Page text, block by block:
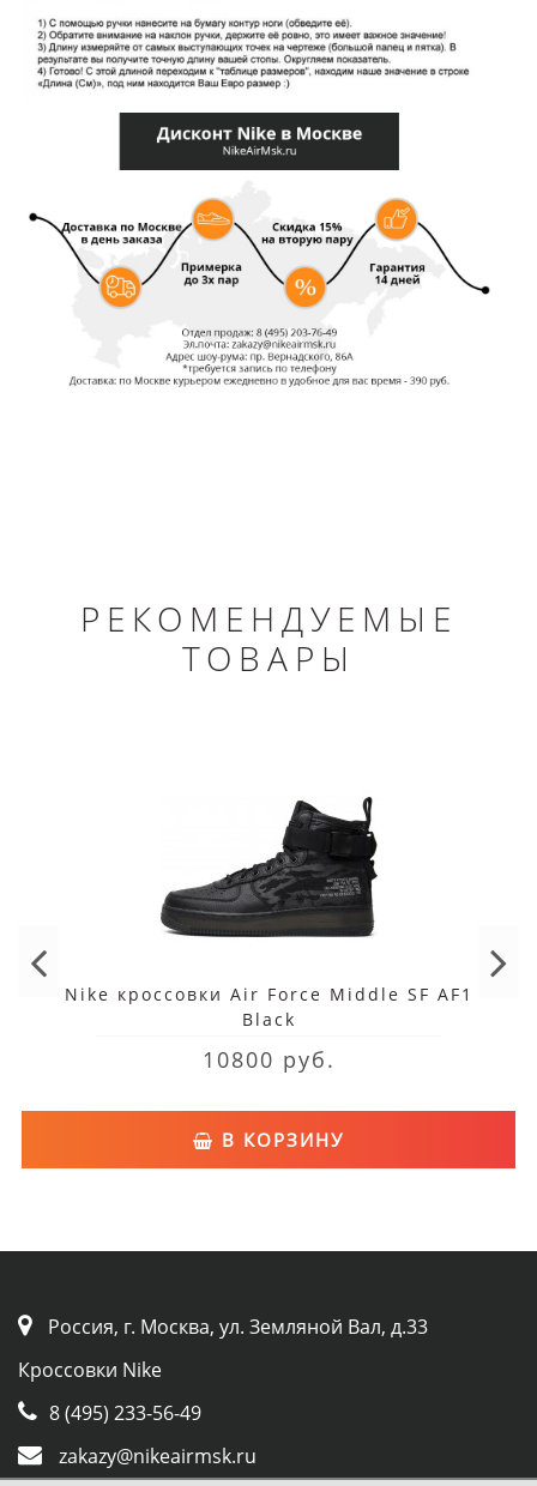
РЕКОМЕНДУЕМЫЕ
ТОВАРЫ
Nike кроссовки Air Force Middle SF AF1
Black
10800 руб.
В КОРЗИНУ
Россия, г. Москва, ул. Земляной Вал, д.33
Кроссовки Nike
8 (495) 233-56-49
zakazy@nikeairmsk.ru